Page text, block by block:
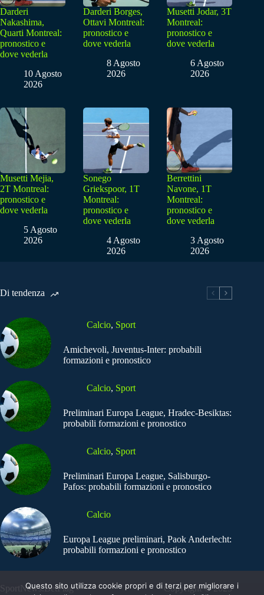
Darderi
Nakashima,
Quarti Montreal:
pronostico e
dove vederla
10 Agosto
2026
Darderi Borges,
Ottavi Montreal:
pronostico e
dove vederla
8 Agosto
2026
Musetti Jodar, 3T
Montreal:
pronostico e
dove vederla
6 Agosto
2026
Musetti Mejia,
2T Montreal:
pronostico e
dove vederla
5 Agosto
2026
Sonego
Griekspoor, 1T
Montreal:
pronostico e
dove vederla
4 Agosto
2026
Berrettini
Navone, 1T
Montreal:
pronostico e
dove vederla
3 Agosto
2026
Di tendenza
Calcio, Sport
Amichevoli, Juventus-Inter: probabili
formazioni e pronostico
Calcio, Sport
Preliminari Europa League, Hradec-Besiktas:
probabili formazioni e pronostico
Calcio, Sport
Preliminari Europa League, Salisburgo-
Pafos: probabili formazioni e pronostico
Calcio
Europa League preliminari, Paok Anderlecht:
probabili formazioni e pronostico
SportNews.BetFlag -
Copyright © 2025
Questo sito utilizza cookie propri e di terzi per migliorare i